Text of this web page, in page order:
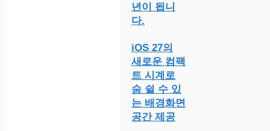
년이 됩니
다.
iOS 27의
새로운 컴팩
트 시계로
숨 쉴 수 있
는 배경화면
공간 제공